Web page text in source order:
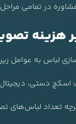
در تمامی
هزینه
لباس به عوامل
اسکچ دستی،
تعداد لباس‌های